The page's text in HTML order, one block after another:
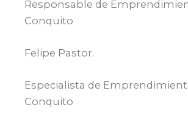
Responsable de
Conquito
Felipe Pastor.
Especialista de
Conquito